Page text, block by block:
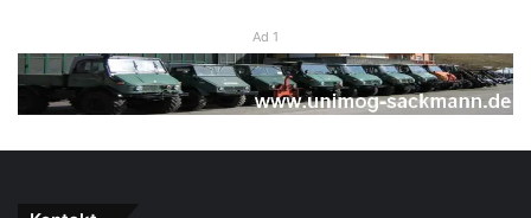
Ad 1